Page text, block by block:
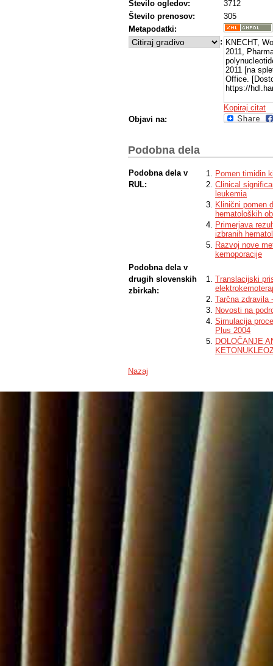
Število ogledov:
3712
Število prenosov:
305
Metapodatki:
: KNECHT,
2011,
2011 [na
Office.
https://
Kopiraj citat
Objavi na:
Podobna dela
Podobna dela v
RUL:
Pomen timidin
Clinical
leukemia
Klinični pomen
hematoloških
Primerjava
izbranih
Razvoj nove
kemoporacije
Podobna dela v
drugih slovenskih
zbirkah:
Translacijski
Tarčna zdravila
Novosti na
Simulacija
Plus 2004
DOLOČANJE
Nazaj